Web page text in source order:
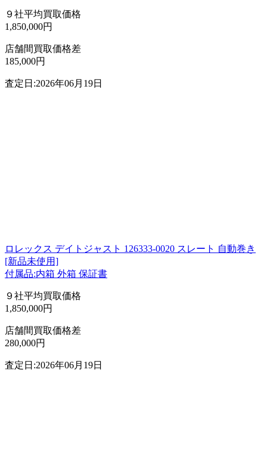
９社平均買取価格
1,850,000円
店舗間買取価格差
185,000円
査定日:2026年06月19日
ロレックス デイトジャスト 126333-0020 スレート 自動巻き
[新品未使用]
付属品:内箱 外箱 保証書
９社平均買取価格
1,850,000円
店舗間買取価格差
280,000円
査定日:2026年06月19日